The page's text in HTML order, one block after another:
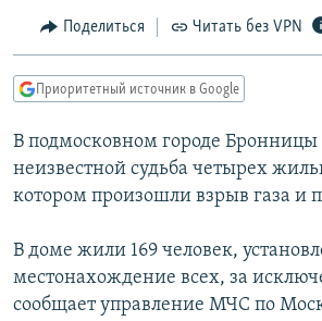
Вернутся
главной
навигации
Вернутся
поиску
МНЕНИЯ
IDEL.РЕАЛИИ
КАВКАЗ.РЕАЛИИ
СЕВЕР.РЕАЛИИ
РАСПИСАНИЕ ВЕЩАНИЯ
ПОДПИШИТЕСЬ НА РАССЫЛКУ
Поделиться Читать без VPN
Приоритетный источник в Google
В подмосковном городе Бронницы
неизвестной судьба четырех
котором произошли взрыв газа и
В доме жили 169 человек,
местонахождение всех, за
сообщает управление МЧС по